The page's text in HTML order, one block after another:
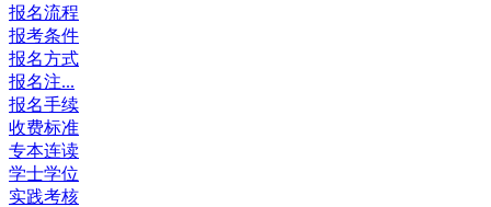
报名流程
报考条件
报名方式
报名注...
报名手续
收费标准
专本连读
学士学位
实践考核